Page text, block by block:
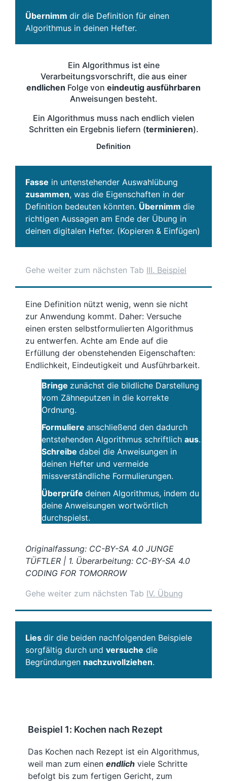
Übernimm dir die Definition für einen
Algorithmus in deinen Hefter.
Ein Algorithmus ist eine
Verarbeitungsvorschrift, die aus einer
endlichen Folge von eindeutig ausführbaren
Anweisungen besteht.
Ein Algorithmus muss nach endlich vielen
Schritten ein Ergebnis liefern (terminieren).
Definition
Fasse in untenstehender Auswahlübung
zusammen, was die Eigenschaften in der
Definition bedeuten könnten. Übernimm die
richtigen Aussagen am Ende der Übung in
deinen digitalen Hefter. (Kopieren & Einfügen)
Gehe weiter zum nächsten Tab III. Beispiel
Eine Definition nützt wenig, wenn sie nicht
zur Anwendung kommt. Daher: Versuche
einen ersten selbstformulierten Algorithmus
zu entwerfen. Achte am Ende auf die
Erfüllung der obenstehenden Eigenschaften:
Endlichkeit, Eindeutigkeit und Ausführbarkeit.
Bringe zunächst die bildliche Darstellung
vom Zähneputzen in die korrekte
Ordnung.
Formuliere anschließend den dadurch
entstehenden Algorithmus schriftlich aus.
Schreibe dabei die Anweisungen in
deinen Hefter und vermeide
missverständliche Formulierungen.
Überprüfe deinen Algorithmus, indem du
deine Anweisungen wortwörtlich
durchspielst.
Originalfassung: CC-BY-SA 4.0 JUNGE
TÜFTLER | 1. Überarbeitung: CC-BY-SA 4.0
CODING FOR TOMORROW
Gehe weiter zum nächsten Tab IV. Übung
Lies dir die beiden nachfolgenden Beispiele
sorgfältig durch und versuche die
Begründungen nachzuvollziehen.
Beispiel 1: Kochen nach Rezept
Das Kochen nach Rezept ist ein Algorithmus,
weil man zum einen endlich viele Schritte
befolgt bis zum fertigen Gericht, zum